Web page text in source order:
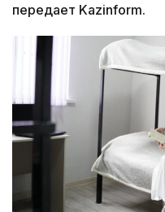
передает Kazinform.